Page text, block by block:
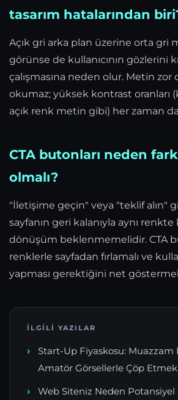
tasarım hatalarından
Açık gri arka plan üzerine orta gri
görünse de kullanıcının gözlerini
çalışmasına neden olur. Metin
okumaz; yüksek kontrast oranları
açık renk metin gibi) her zaman
CTA butonları neden
olmalı?
"İletişime geçin" veya "teklif alın"
sayfanın geri kalanıyla aynı
dönüşüm beklenmemelidir. CTA
renklerle sayfadan fırlamalı ve
yapması gerektiğini net
İLGILI YAZILAR
Start-Up Fiyaskosu: Muazzam
Amatör Görsellerle Çöp Etmek
Web Siteniz Neden Potansiyel